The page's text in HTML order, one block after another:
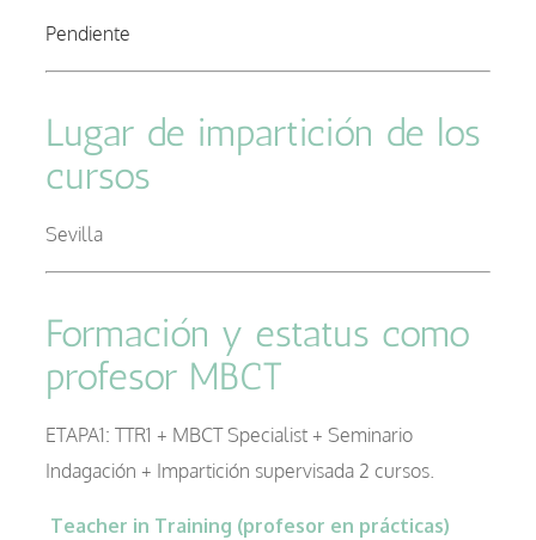
Pendiente
Lugar de impartición de los
cursos
Sevilla
Formación y estatus como
profesor MBCT
ETAPA1: TTR1 + MBCT Specialist + Seminario
Indagación + Impartición supervisada 2 cursos.
Teacher in Training (profesor en prácticas)